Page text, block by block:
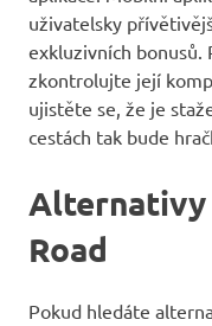
uživatelsky
exkluzivních bonusů.
zkontrolujte její
ujistěte se, že je
cestách tak bude
Alternativy
Road
Pokud hledáte